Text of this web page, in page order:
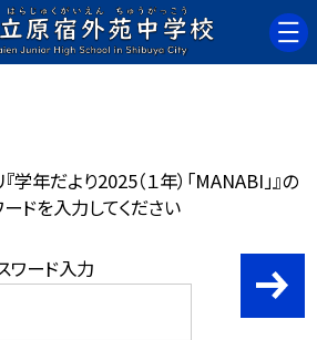
学年だより2025（１年）「MANABI」』の
ドを入力してください
ワード入力